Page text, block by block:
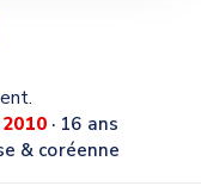
· 16 ans
& coréenne